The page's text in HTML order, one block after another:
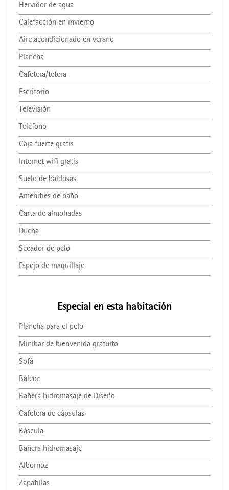
Hervidor de agua
Calefacción en invierno
Aire acondicionado en verano
Plancha
Cafetera/tetera
Escritorio
Televisión
Teléfono
Caja fuerte gratis
Internet wifi gratis
Suelo de baldosas
Amenities de baño
Carta de almohadas
Ducha
Secador de pelo
Espejo de maquillaje
Especial en esta habitación
Plancha para el pelo
Minibar de bienvenida gratuito
Sofá
Balcón
Bañera hidromasaje de Diseño
Cafetera de cápsulas
Báscula
Bañera hidromasaje
Albornoz
Zapatillas